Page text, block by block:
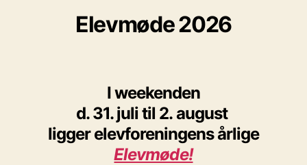
Elevmøde 2026
I weekenden
d. 31. juli til 2. august
ligger elevforeningens årlige
Elevmøde!